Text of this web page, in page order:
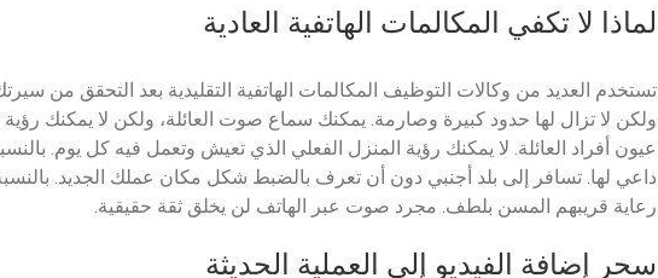
لماذا لا تكفي المكالمات الهاتفية العادية
تستخدم العديد من وكالات التوظيف المكالمات الهاتفية التقليدية بعد التحقق من
ولكن لا تزال لها حدود كبيرة وصارمة. يمكنك سماع صوت العائلة، ولكن لا يمكنك
عيون أفراد العائلة. لا يمكنك رؤية المنزل الفعلي الذي تعيش وتعمل فيه كل يوم.
داعي لها. تسافر إلى بلد أجنبي دون أن تعرف بالضبط شكل مكان عملك الجديد. بالنسبة
رعاية قريبهم المسن بلطف. مجرد صوت عبر الهاتف لن يخلق ثقة حقيقية.
سحر إضافة الفيديو إلى العملية الحديثة